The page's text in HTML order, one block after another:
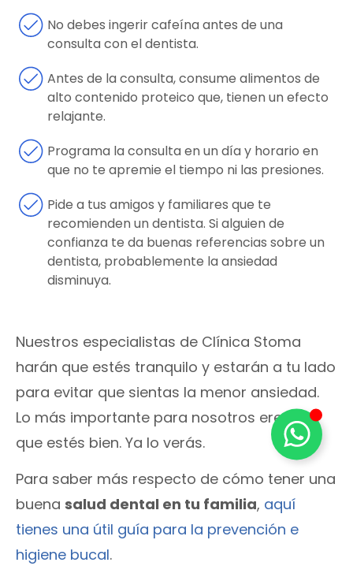
No debes ingerir cafeína antes de una
consulta con el dentista.
Antes de la consulta, consume alimentos de
alto contenido proteico que, tienen un efecto
relajante.
Programa la consulta en un día y horario en
que no te apremie el tiempo ni las presiones.
Pide a tus amigos y familiares que te
recomienden un dentista. Si alguien de
confianza te da buenas referencias sobre un
dentista, probablemente la ansiedad
disminuya.
Nuestros especialistas de Clínica Stoma
harán que estés tranquilo y estarán a tu lado
para evitar que sientas la menor ansiedad.
Lo más importante para nosotros eres tú y
que estés bien. Ya lo verás.
Para saber más respecto de cómo tener una
buena salud dental en tu familia, aquí
tienes una útil guía para la prevención e
higiene bucal.